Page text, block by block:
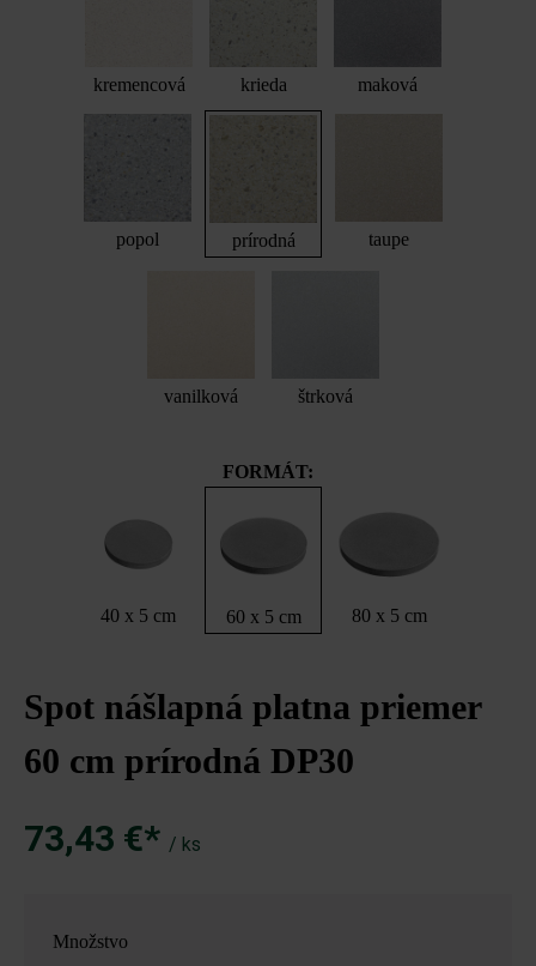
kremencová krieda maková
popol prírodná taupe
vanilková štrková
FORMÁT:
40 x 5 cm 60 x 5 cm 80 x 5 cm
Spot nášlapná platna priemer
60 cm prírodná DP30
73,43 €* / ks
Množstvo